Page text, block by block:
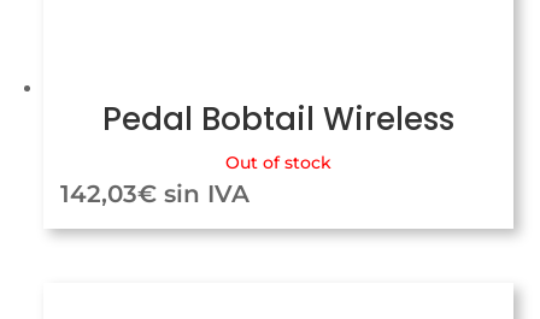
Pedal Bobtail Wireless
Out of stock
142,03€ sin IVA